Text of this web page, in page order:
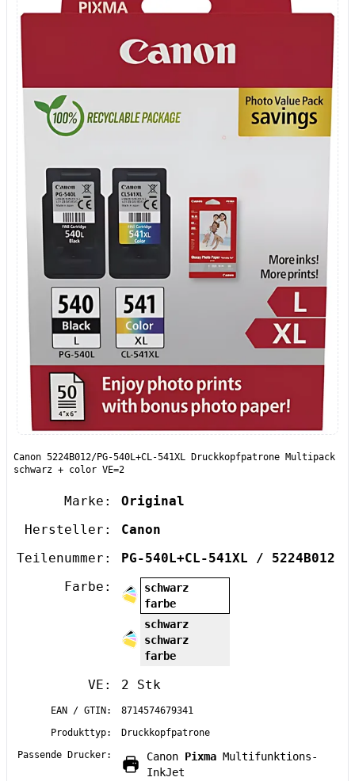
Canon 5224B012/PG-540L+CL-541XL Druckkopfpatrone Multipack
schwarz + color VE=2
Marke:
Original
Hersteller:
Canon
Teilenummer:
PG-540L+CL-541XL / 5224B012
Farbe:
schwarz
farbe
schwarz
schwarz
farbe
VE: 2 Stk
EAN / GTIN:
8714574679341
Produkttyp:
Druckkopfpatrone
Passende Drucker:
Canon Pixma Multifunktions-
InkJet